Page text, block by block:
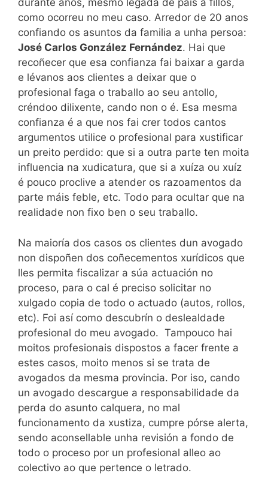
durante anos, mesmo legada de pais a fillos,
como ocorreu no meu caso. Arredor de 20 anos
confiando os asuntos da familia a unha persoa:
José Carlos González Fernández. Hai que
recoñecer que esa confianza fai baixar a garda
e lévanos aos clientes a deixar que o
profesional faga o traballo ao seu antollo,
créndoo dilixente, cando non o é. Esa mesma
confianza é a que nos fai crer todos cantos
argumentos utilice o profesional para xustificar
un preito perdido: que si a outra parte ten moita
influencia na xudicatura, que si a xuíza ou xuíz
é pouco proclive a atender os razoamentos da
parte máis feble, etc. Todo para ocultar que na
realidade non fixo ben o seu traballo.
Na maioría dos casos os clientes dun avogado
non dispoñen dos coñecementos xurídicos que
lles permita fiscalizar a súa actuación no
proceso, para o cal é preciso solicitar no
xulgado copia de todo o actuado (autos, rollos,
etc). Foi así como descubrín o deslealdade
profesional do meu avogado. Tampouco hai
moitos profesionais dispostos a facer frente a
estes casos, moito menos si se trata de
avogados da mesma provincia. Por iso, cando
un avogado descargue a responsabilidade da
perda do asunto calquera, no mal
funcionamento da xustiza, cumpre pórse alerta,
sendo aconsellable unha revisión a fondo de
todo o proceso por un profesional alleo ao
colectivo ao que pertence o letrado.